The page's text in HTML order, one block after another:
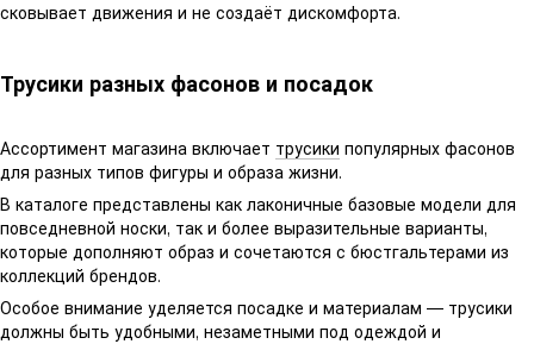
сковывает движения и не создаёт дискомфорта.
Трусики разных фасонов и посадок
Ассортимент магазина включает трусики популярных фасонов
для разных типов фигуры и образа жизни.
В каталоге представлены как лаконичные базовые модели для
повседневной носки, так и более выразительные варианты,
которые дополняют образ и сочетаются с бюстгальтерами из
коллекций брендов.
Особое внимание уделяется посадке и материалам — трусики
должны быть удобными, незаметными под одеждой и